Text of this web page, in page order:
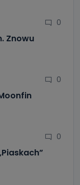
0
Znowu
0
0